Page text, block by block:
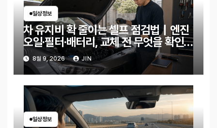
일상정보
차 유지비 확 줄이는 셀프 점검법｜엔진
오일·필터·배터리, 교체 전 무엇을 확인할
까?8월 9, 2026 JIN
일상정보